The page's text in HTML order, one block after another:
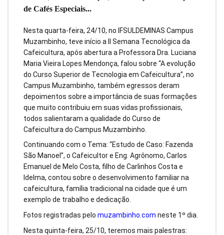
de Cafés Especiais...
Nesta quarta-feira, 24/10, no IFSULDEMINAS Campus
Muzambinho, teve início a II Semana Tecnológica da
Cafeicultura, após abertura a Professora Dra. Luciana
Maria Vieira Lopes Mendonça, falou sobre “A evolução
do Curso Superior de Tecnologia em Cafeicultura”, no
Campus Muzambinho, também egressos deram
depoimentos sobre a importância de suas formações
que muito contribuiu em suas vidas profissionais,
todos salientaram a qualidade do Curso de
Cafeicultura do Campus Muzambinho.
Continuando com o Tema: “Estudo de Caso: Fazenda
São Manoel”, o Cafeicultor e Eng. Agrônomo, Carlos
Emanuel de Melo Costa, filho de Carlinhos Costa e
Idelma, contou sobre o desenvolvimento familiar na
cafeicultura, família tradicional na cidade que é um
exemplo de trabalho e dedicação.
Fotos registradas pelo muzambinho.com neste 1º dia.
Nesta quinta-feira, 25/10, teremos mais palestras: